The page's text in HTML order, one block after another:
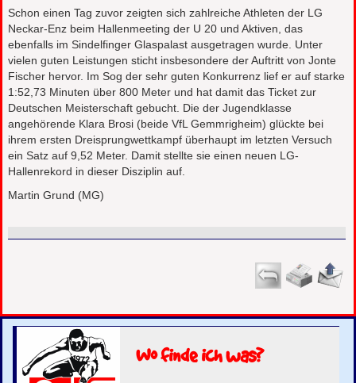
Schon einen Tag zuvor zeigten sich zahlreiche Athleten der LG
Neckar-Enz beim Hallenmeeting der U 20 und Aktiven, das
ebenfalls im Sindelfinger Glaspalast ausgetragen wurde. Unter
vielen guten Leistungen sticht insbesondere der Auftritt von Jonte
Fischer hervor. Im Sog der sehr guten Konkurrenz lief er auf starke
1:52,73 Minuten über 800 Meter und hat damit das Ticket zur
Deutschen Meisterschaft gebucht. Die der Jugendklasse
angehörende Klara Brosi (beide VfL Gemmrigheim) glückte bei
ihrem ersten Dreisprungwettkampf überhaupt im letzten Versuch
ein Satz auf 9,52 Meter. Damit stellte sie einen neuen LG-
Hallenrekord in dieser Disziplin auf.
Martin Grund (MG)
Wo finde ich was?